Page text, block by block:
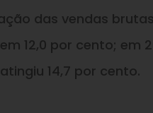
das vendas
12,0 por cento; em
14,7 por cento.